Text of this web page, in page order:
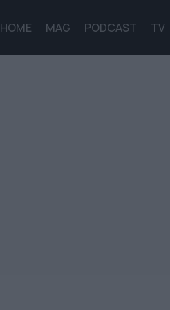
HOME MAG PODCAST TV